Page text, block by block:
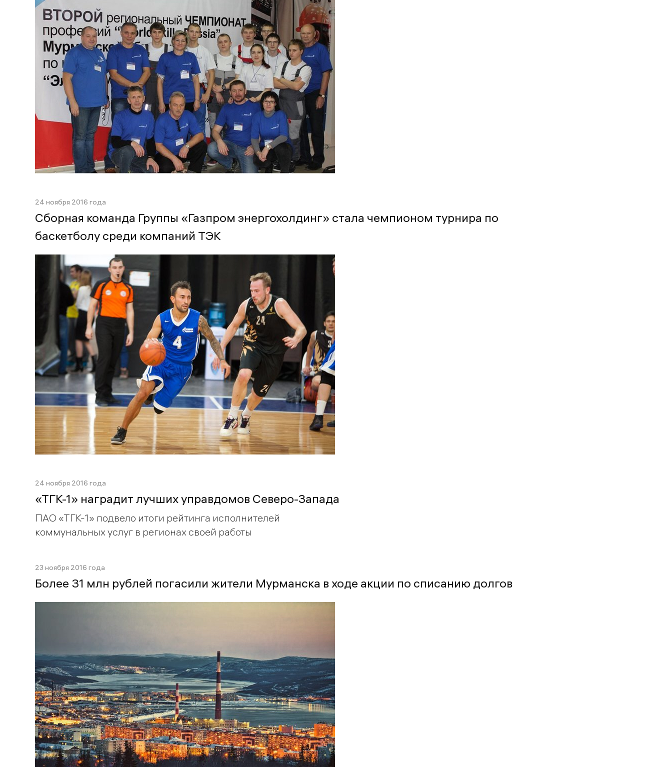
24 ноября 2016 года
Сборная команда Группы «Газпром энергохолдинг» стала чемпионом турнира по
баскетболу среди компаний ТЭК
24 ноября 2016 года
«ТГК-1» наградит лучших управдомов Северо-Запада
ПАО «ТГК-1» подвело итоги рейтинга исполнителей
коммунальных услуг в регионах своей работы
23 ноября 2016 года
Более 31 млн рублей погасили жители Мурманска в ходе акции по списанию долгов